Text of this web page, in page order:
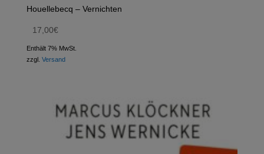
Houellebecq – Vernichten
17,00€
Enthält 7% MwSt.
zzgl. Versand